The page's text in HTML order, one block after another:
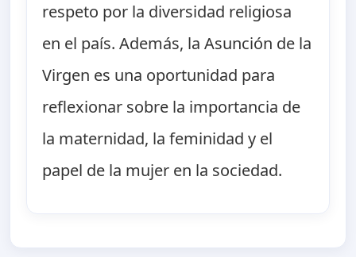
respeto por la diversidad religiosa
en el país. Además, la Asunción de la
Virgen es una oportunidad para
reflexionar sobre la importancia de
la maternidad, la feminidad y el
papel de la mujer en la sociedad.